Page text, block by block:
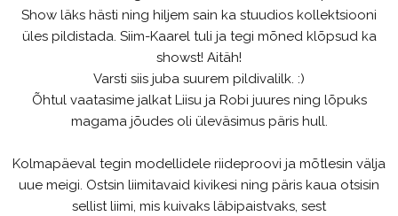
Show läks hästi ning hiljem sain ka stuudios kollektsiooni
üles pildistada. Siim-Kaarel tuli ja tegi mõned klõpsud ka
showst! Aitäh!
Varsti siis juba suurem pildivalilk. :)
Õhtul vaatasime jalkat Liisu ja Robi juures ning lõpuks
magama jõudes oli üleväsimus päris hull.
Kolmapäeval tegin modellidele riideproovi ja mõtlesin välja
uue meigi. Ostsin liimitavaid kivikesi ning päris kaua otsisin
sellist liimi, mis kuivaks läbipaistvaks, sest